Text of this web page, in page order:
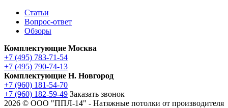
Статьи
Вопрос-ответ
Обзоры
Комплектующие Москва
+7 (495) 783-71-54
+7 (495) 790-74-13
Комплектующие Н. Новгород
+7 (960) 181-54-70
+7 (960) 182-59-49 Заказать звонок
2026 © ООО "ППЛ-14" - Натяжные потолки от производителя